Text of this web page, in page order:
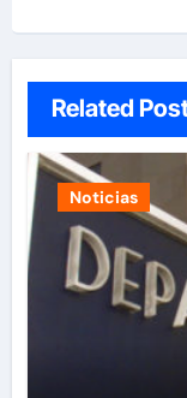
Related
Noticias